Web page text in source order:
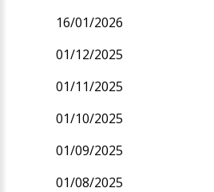
16/01/2026
01/12/2025
01/11/2025
01/10/2025
01/09/2025
01/08/2025